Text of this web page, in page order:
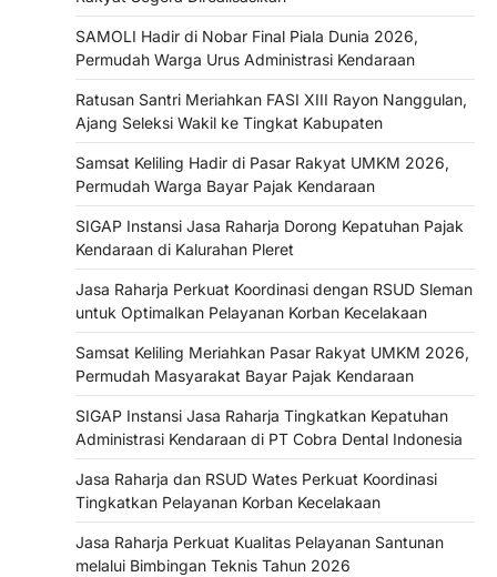
SAMOLI Hadir di Nobar Final Piala Dunia 2026,
Permudah Warga Urus Administrasi Kendaraan
Ratusan Santri Meriahkan FASI XIII Rayon Nanggulan,
Ajang Seleksi Wakil ke Tingkat Kabupaten
Samsat Keliling Hadir di Pasar Rakyat UMKM 2026,
Permudah Warga Bayar Pajak Kendaraan
SIGAP Instansi Jasa Raharja Dorong Kepatuhan Pajak
Kendaraan di Kalurahan Pleret
Jasa Raharja Perkuat Koordinasi dengan RSUD Sleman
untuk Optimalkan Pelayanan Korban Kecelakaan
Samsat Keliling Meriahkan Pasar Rakyat UMKM 2026,
Permudah Masyarakat Bayar Pajak Kendaraan
SIGAP Instansi Jasa Raharja Tingkatkan Kepatuhan
Administrasi Kendaraan di PT Cobra Dental Indonesia
Jasa Raharja dan RSUD Wates Perkuat Koordinasi
Tingkatkan Pelayanan Korban Kecelakaan
Jasa Raharja Perkuat Kualitas Pelayanan Santunan
melalui Bimbingan Teknis Tahun 2026